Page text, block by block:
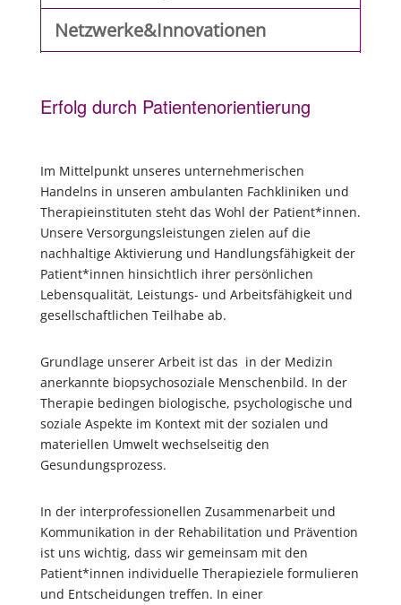
Netzwerke&Innovationen
Erfolg durch Patientenorientierung
Im Mittelpunkt unseres unternehmerischen
Handelns in unseren ambulanten Fachkliniken und
Therapieinstituten steht das Wohl der Patient*innen.
Unsere Versorgungsleistungen zielen auf die
nachhaltige Aktivierung und Handlungsfähigkeit der
Patient*innen hinsichtlich ihrer persönlichen
Lebensqualität, Leistungs- und Arbeitsfähigkeit und
gesellschaftlichen Teilhabe ab.
Grundlage unserer Arbeit ist das in der Medizin
anerkannte biopsychosoziale Menschenbild. In der
Therapie bedingen biologische, psychologische und
soziale Aspekte im Kontext mit der sozialen und
materiellen Umwelt wechselseitig den
Gesundungsprozess.
In der interprofessionellen Zusammenarbeit und
Kommunikation in der Rehabilitation und Prävention
ist uns wichtig, dass wir gemeinsam mit den
Patient*innen individuelle Therapieziele formulieren
und Entscheidungen treffen. In einer